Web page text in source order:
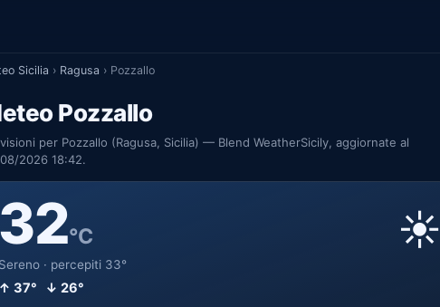
Sicilia › Ragusa › Pozzallo
Pozzallo
per Pozzallo (Ragusa, Sicilia) — Blend WeatherSicily, aggiornate al
2026 18:42.
32°C
Sereno · percepiti 33°
↑ 37° ↓ 26°
☀️